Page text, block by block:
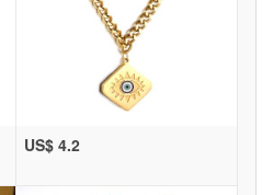
US$ 4.2